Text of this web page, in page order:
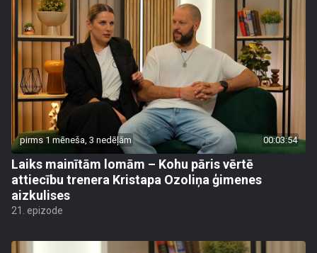
pirms 1 mēneša, 3 nedēļām 00:03:54
Laiks mainītām lomām – Kohu pāris vērtē
attiecību trenera Kristapa Ozoliņa ģimenes
aizkulises
21. epizode